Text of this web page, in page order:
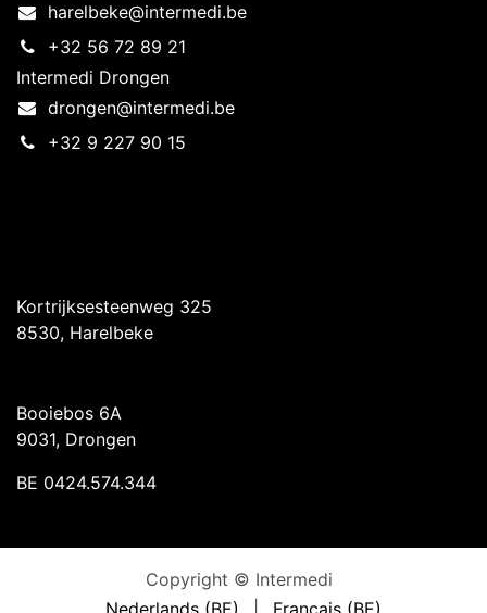
harelbeke@intermedi.be
+32 56 72 89 21
Intermedi Drongen
drongen@intermedi.be
+32 9 227 90 15
Kortrijksesteenweg 325
8530, Harelbeke
Booiebos 6A
9031, Drongen
BE 0424.574.344
Copyright © Intermedi